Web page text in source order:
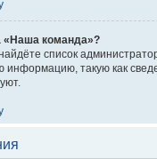
«Наша команда»?
список
информацию, такую как